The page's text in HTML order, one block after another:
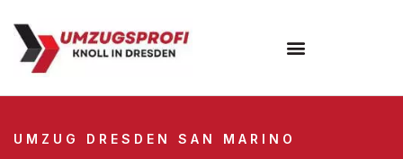
UMZUG DRESDEN SAN MARINO